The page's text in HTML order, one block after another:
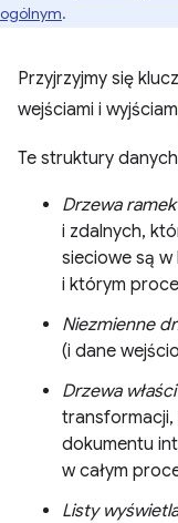
ogólnym.
Przyjrzyjmy się
wejściami i
Te struktury
Drzewa ramek
i zdalnych,
sieciowe są
i którym
Niezmienne
(i dane
Drzewa
transformacji,
dokumentu
w całym
Listy